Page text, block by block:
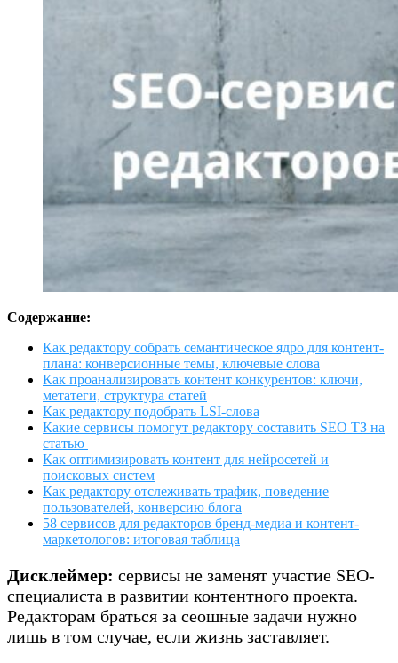
Содержание:
Как редактору собрать семантическое ядро для контент-
плана: конверсионные темы, ключевые слова
Как проанализировать контент конкурентов: ключи,
метатеги, структура статей
Как редактору подобрать LSI-слова
Какие сервисы помогут редактору составить SEO ТЗ на
статью
Как оптимизировать контент для нейросетей и
поисковых систем
Как редактору отслеживать трафик, поведение
пользователей, конверсию блога
58 сервисов для редакторов бренд-медиа и контент-
маркетологов: итоговая таблица
Дисклеймер: сервисы не заменят участие SEO-
специалиста в развитии контентного проекта.
Редакторам браться за сеошные задачи нужно
лишь в том случае, если жизнь заставляет.